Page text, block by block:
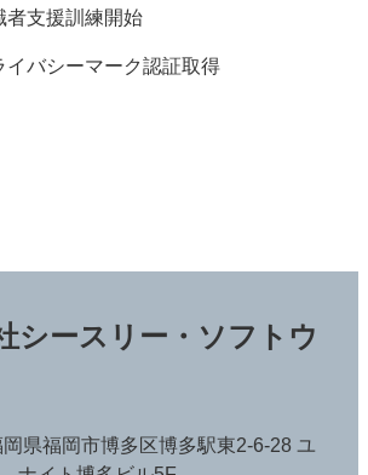
者支援訓練開始
イバシーマーク認証取得
シースリー・ソフトウ
県福岡市博多区博多駅東2-6-28 ユ